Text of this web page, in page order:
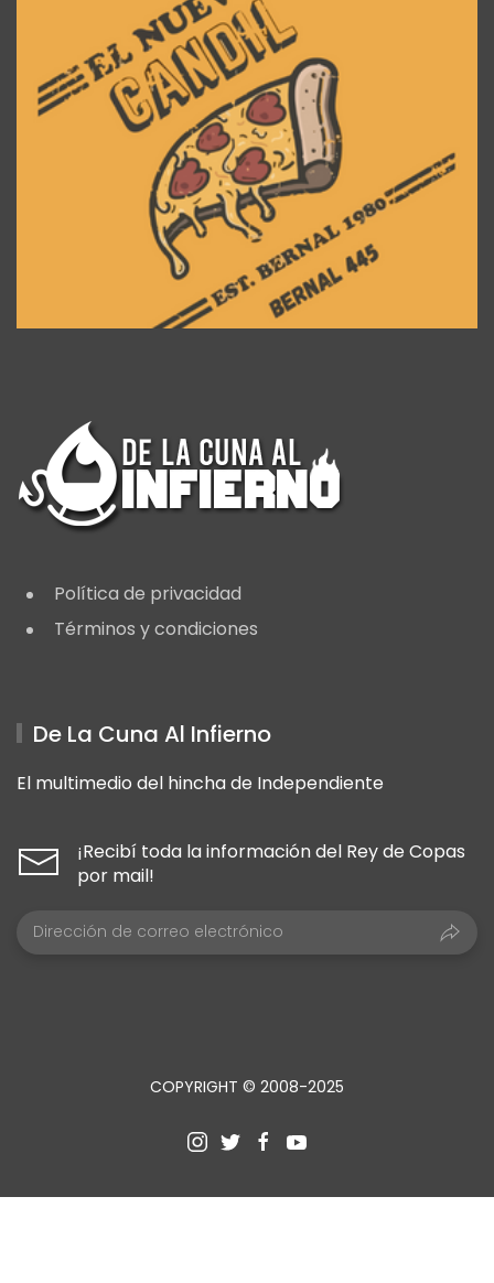
Política de privacidad
Términos y condiciones
De La Cuna Al Infierno
El multimedio del hincha de Independiente
¡Recibí toda la información del Rey de Copas
por mail!
COPYRIGHT © 2008-2025